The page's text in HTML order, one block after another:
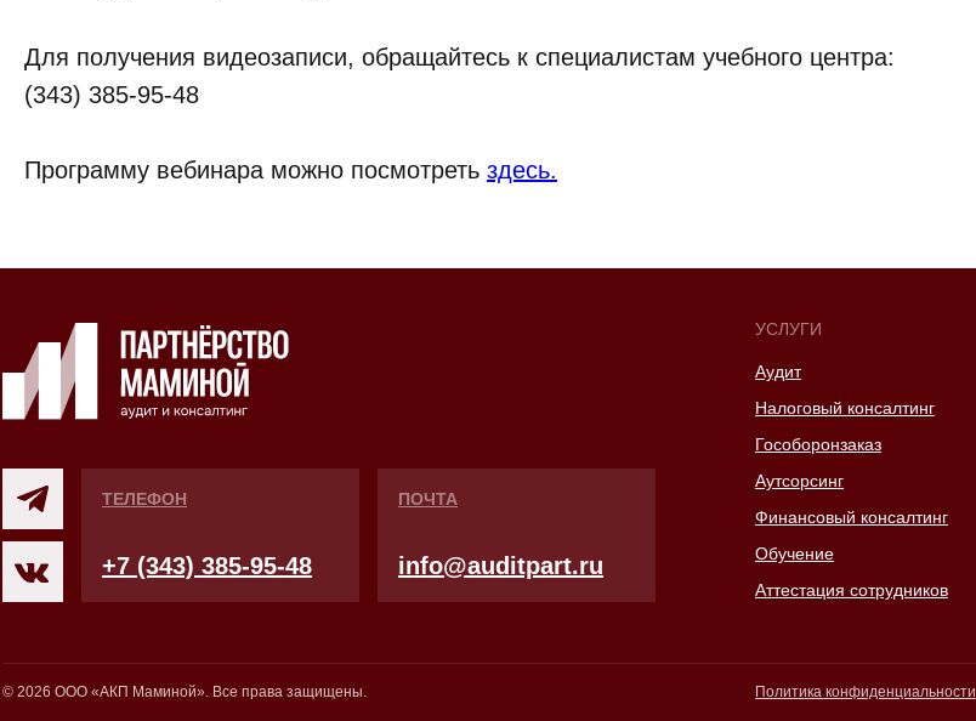
Для получения видеозаписи, обращайтесь к специалистам учебного центра:
(343) 385-95-48
Программу вебинара можно посмотреть здесь.
ТЕЛЕФОН
+7 (343) 385-95-48
ПОЧТА
info@auditpart.ru
УСЛУГИ
Политика конфиденциальности
© 2026 ООО «АКП Маминой». Все права защищены.
Аутсорсинг
Налоговый консалтинг
Финансовый консалтинг
Аудит
Обучение
Аттестация сотрудников
Гособоронзаказ